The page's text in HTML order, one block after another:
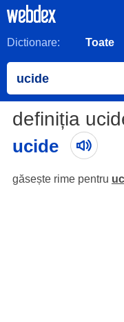
Dictionare: Toate
definiția
ucide
găsește rime pentru